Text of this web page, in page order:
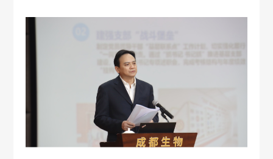
情
况